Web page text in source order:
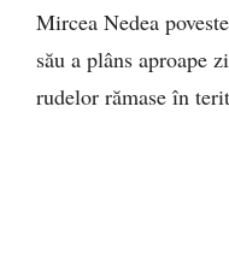
Mircea Nedea
său a plâns aproape
rudelor rămase în